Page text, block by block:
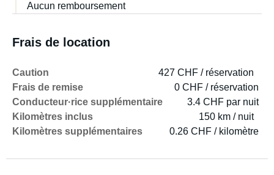
Aucun remboursement
Frais de location
Caution
427 CHF / réservation
Frais de remise
0 CHF / réservation
Conducteur·rice supplémentaire
3.4 CHF par nuit
Kilomètres inclus
150 km / nuit
Kilomètres supplémentaires
0.26 CHF / kilomètre